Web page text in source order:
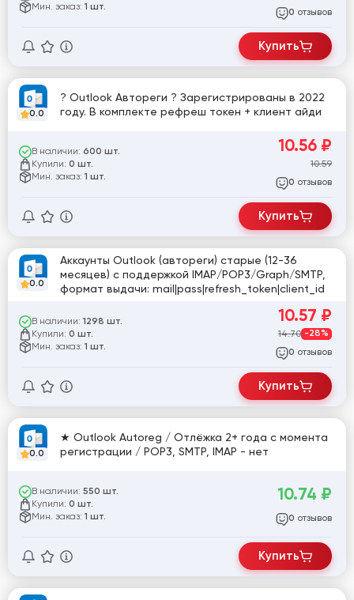
Мин. заказ: 1 шт.
0 отзывов
Купить
0.0
? Outlook Автореги ? Зарегистрированы в 2022
году. В комплекте рефреш токен + клиент айди
В наличии: 600 шт.
Купили: 0 шт.
Мин. заказ: 1 шт.
10.56 ₽
10.59
0 отзывов
Купить
0.0
Аккаунты Outlook (автореги) старые (12-36
месяцев) с поддержкой IMAP/POP3/Graph/SMTP,
формат выдачи: mail|pass|refresh_token|client_id
В наличии: 1298 шт.
Купили: 0 шт.
Мин. заказ: 1 шт.
10.57 ₽
14.70 -28%
0 отзывов
Купить
0.0
★ Outlook Autoreg / Отлёжка 2+ года с момента
регистрации / POP3, SMTP, IMAP - нет
В наличии: 550 шт.
Купили: 0 шт.
Мин. заказ: 1 шт.
10.74 ₽
0 отзывов
Купить